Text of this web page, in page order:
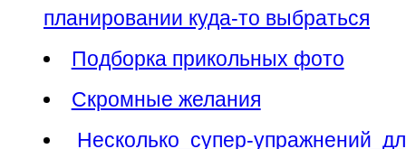
планировании куда-то выбраться
Подборка прикольных фото
Скромные желания
Несколько супер-упражнений